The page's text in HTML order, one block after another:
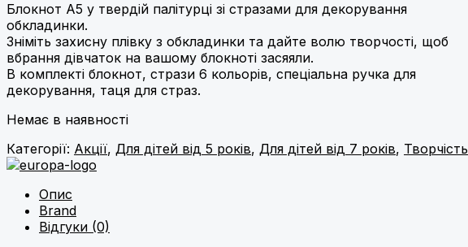
Блокнот А5 у твердій палітурці зі стразами для декорування
обкладинки.
Зніміть захисну плівку з обкладинки та дайте волю творчості, щоб
вбрання дівчаток на вашому блокноті засяяли.
В комплекті блокнот, стрази 6 кольорів, спеціальна ручка для
декорування, таця для страз.
Немає в наявності
Категорії: Акції, Для дітей від 5 років, Для дітей від 7 років, Творчість
Опис
Brand
Відгуки (0)